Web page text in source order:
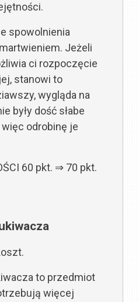
spowolnienia
Jeżeli
ci rozpoczęcie
stanowi to
wygląda na
były dość słabe
odrobinę je
60 pkt. ⇒ 70 pkt.
to przedmiot
więcej